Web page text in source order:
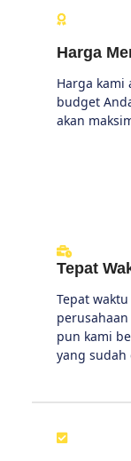
Harga
Harga kami
budget
akan
Tepat
Tepat
pun kami
yang sudah